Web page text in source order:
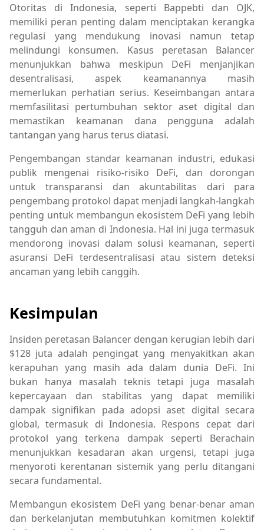
Otoritas di Indonesia, seperti Bappebti dan OJK,
memiliki peran penting dalam menciptakan kerangka
regulasi yang mendukung inovasi namun tetap
melindungi konsumen. Kasus peretasan Balancer
menunjukkan bahwa meskipun DeFi menjanjikan
desentralisasi, aspek keamanannya masih
memerlukan perhatian serius. Keseimbangan antara
memfasilitasi pertumbuhan sektor aset digital dan
memastikan keamanan dana pengguna adalah
tantangan yang harus terus diatasi.
Pengembangan standar keamanan industri, edukasi
publik mengenai risiko-risiko DeFi, dan dorongan
untuk transparansi dan akuntabilitas dari para
pengembang protokol dapat menjadi langkah-langkah
penting untuk membangun ekosistem DeFi yang lebih
tangguh dan aman di Indonesia. Hal ini juga termasuk
mendorong inovasi dalam solusi keamanan, seperti
asuransi DeFi terdesentralisasi atau sistem deteksi
ancaman yang lebih canggih.
Kesimpulan
Insiden peretasan Balancer dengan kerugian lebih dari
$128 juta adalah pengingat yang menyakitkan akan
kerapuhan yang masih ada dalam dunia DeFi. Ini
bukan hanya masalah teknis tetapi juga masalah
kepercayaan dan stabilitas yang dapat memiliki
dampak signifikan pada adopsi aset digital secara
global, termasuk di Indonesia. Respons cepat dari
protokol yang terkena dampak seperti Berachain
menunjukkan kesadaran akan urgensi, tetapi juga
menyoroti kerentanan sistemik yang perlu ditangani
secara fundamental.
Membangun ekosistem DeFi yang benar-benar aman
dan berkelanjutan membutuhkan komitmen kolektif